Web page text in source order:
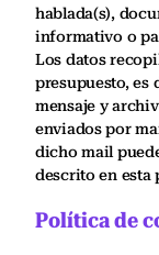
hablada(s),
informativo o
Los datos
presupuesto, es
mensaje y
enviados por
dicho mail
descrito en esta
Política de